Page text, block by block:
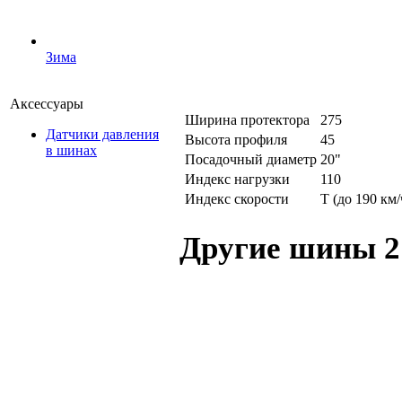
Зима
Аксессуары
Датчики давления
в шинах
Ширина протектора
275
Высота профиля
45
Посадочный диаметр 20"
Индекс нагрузки
110
Индекс скорости
T (до 190
Другие шины